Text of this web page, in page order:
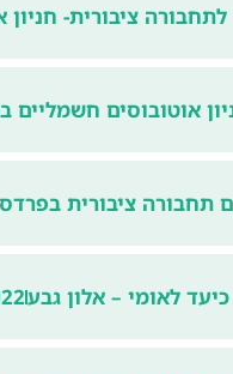
ציבורית-
אוטובוסים
תחבורה ציבורית
לאומי – אלון גבע